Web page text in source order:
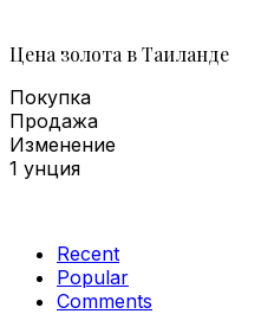
Цена золота в Таиланде
Покупка
Продажа
Изменение
1 унция
Recent
Popular
Comments